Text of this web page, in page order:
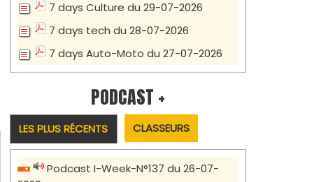
7 days Culture du 29-07-2026
7 days tech du 28-07-2026
7 days Auto-Moto du 27-07-2026
PODCAST +
LES PLUS RÉCENTS CLASSEURS
Podcast I-Week-N°137 du 26-07-